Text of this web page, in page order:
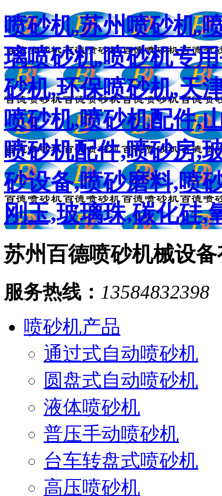
喷砂机,苏州喷砂机,
璃喷砂机,喷砂机专
砂机,环保喷砂机,天
喷砂机,喷砂机配件,
喷砂机配件,喷砂房,
砂设备,喷砂磨料,喷
刚玉,玻璃珠,碳化硅,
苏州百德喷砂机械设
服务热线： 13584832398
喷砂机产品
通过式自动喷砂机
圆盘式自动喷砂机
液体喷砂机
普压手动喷砂机
台车转盘式喷砂机
高压喷砂机